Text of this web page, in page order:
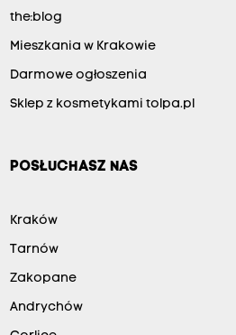
the:blog
Mieszkania w Krakowie
Darmowe ogłoszenia
Sklep z kosmetykami tolpa.pl
POSŁUCHASZ NAS
Kraków
Tarnów
Zakopane
Andrychów